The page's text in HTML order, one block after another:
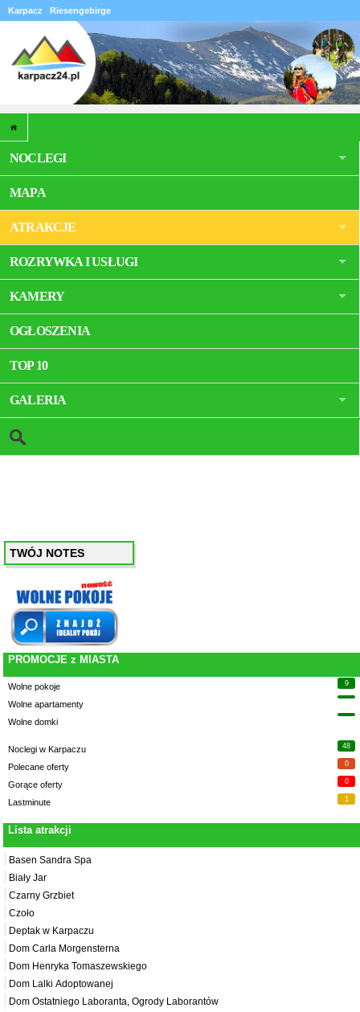
Karpacz Riesengebirge
NOCLEGI
MAPA
ATRAKCJE
ROZRYWKA I USŁUGI
KAMERY
OGŁOSZENIA
TOP 10
GALERIA
TWÓJ NOTES
PROMOCJE z MIASTA
Wolne pokoje 9
Wolne apartamenty
Wolne domki
Noclegi w Karpaczu 48
Polecane oferty 0
Gorące oferty 0
Lastminute 1
Lista atrakcji
Basen Sandra Spa
Biały Jar
Czarny Grzbiet
Czoło
Deptak w Karpaczu
Dom Carla Morgensterna
Dom Henryka Tomaszewskiego
Dom Lalki Adoptowanej
Dom Ostatniego Laboranta, Ogrody Laborantów